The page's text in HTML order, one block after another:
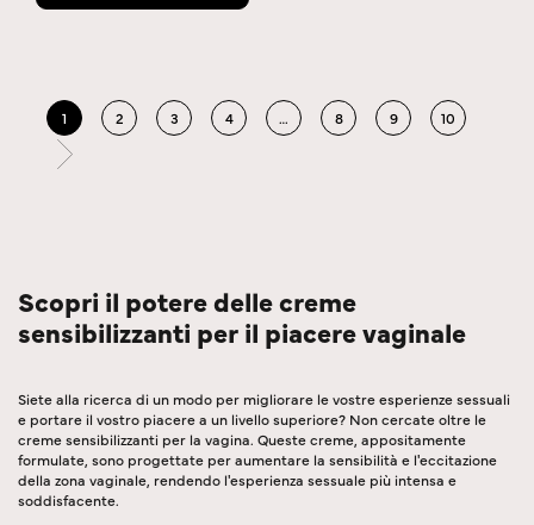
1 2 3 4 … 8 9 10
Scopri il potere delle creme
sensibilizzanti per il piacere vaginale
Siete alla ricerca di un modo per migliorare le vostre esperienze sessuali
e portare il vostro piacere a un livello superiore? Non cercate oltre le
creme sensibilizzanti per la vagina. Queste creme, appositamente
formulate, sono progettate per aumentare la sensibilità e l'eccitazione
della zona vaginale, rendendo l'esperienza sessuale più intensa e
soddisfacente.